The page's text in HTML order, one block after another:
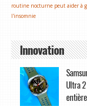
routine nocturne peut aider à
l'insomnie
Innovation
Ultra